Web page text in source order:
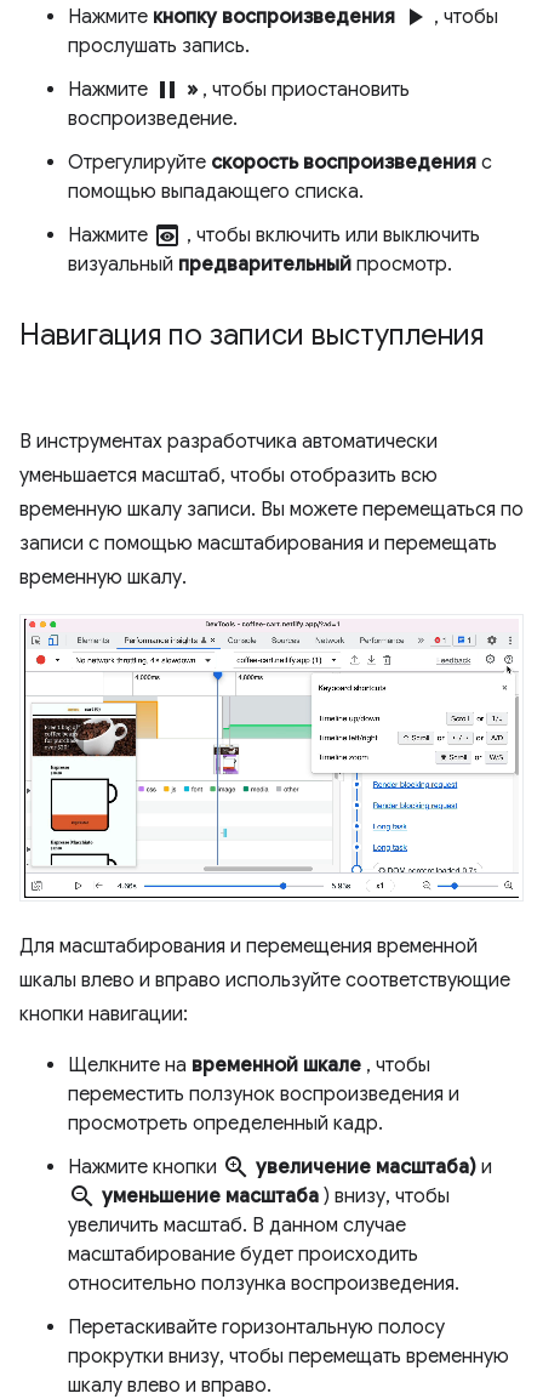
Нажмите кнопку воспроизведения play_arrow , чтобы
прослушать запись.
Нажмите pause » , чтобы приостановить
воспроизведение.
Отрегулируйте скорость воспроизведения с
помощью выпадающего списка.
Нажмите preview , чтобы включить или выключить
визуальный предварительный просмотр.
Навигация по записи выступления
В инструментах разработчика автоматически
уменьшается масштаб, чтобы отобразить всю
временную шкалу записи. Вы можете перемещаться по
записи с помощью масштабирования и перемещать
временную шкалу.
Для масштабирования и перемещения временной
шкалы влево и вправо используйте соответствующие
кнопки навигации:
Щелкните на временной шкале , чтобы
переместить ползунок воспроизведения и
просмотреть определенный кадр.
Нажмите кнопки zoom_in увеличение масштаба) и
zoom_out уменьшение масштаба ) внизу, чтобы
увеличить масштаб. В данном случае
масштабирование будет происходить
относительно ползунка воспроизведения.
Перетаскивайте горизонтальную полосу
прокрутки внизу, чтобы перемещать временную
шкалу влево и вправо.